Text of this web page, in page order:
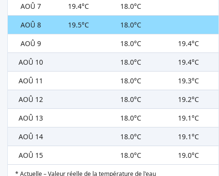
AOÛ 7 19.4°C
18.0°C
AOÛ 8
19.5°C
18.0°C
AOÛ 9
18.0°C
19.4°C
AOÛ 10
18.0°C
19.4°C
AOÛ 11
18.0°C
19.3°C
AOÛ 12
18.0°C
19.2°C
AOÛ 13
18.0°C
19.1°C
AOÛ 14
18.0°C
19.1°C
AOÛ 15
18.0°C 19.0°C
* Actuelle – Valeur réelle de la température de l'eau